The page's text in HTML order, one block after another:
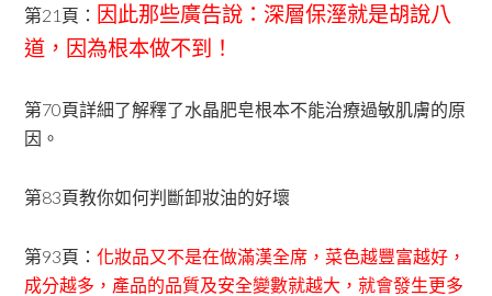
第21頁： 因此那些廣告說：深層保溼就是胡說八
道，因為根本做不到！
第70頁詳細了解釋了水晶肥皂根本不能治療過敏肌膚的原
因。
第83頁教你如何判斷卸妝油的好壞
第93頁：化妝品又不是在做滿漢全席，菜色越豐富越好，
成分越多，產品的品質及安全變數就越大，就會發生更多